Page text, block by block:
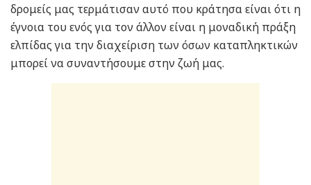
δρομείς μας τερμάτισαν αυτό που κράτησα είναι ότι η
έγνοια του ενός για τον άλλον είναι η μοναδική πράξη
ελπίδας για την διαχείριση των όσων καταπληκτικών
μπορεί να συναντήσουμε στην ζωή μας.